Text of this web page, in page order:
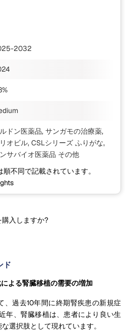
2032
ドン医薬品, サンガモの治療薬,
オビル, CSLシリーズ ふりがな,
サバイオ医薬品 その他
不同で記載されています。
入しますか?
ド
よる腎臓移植の需要の増加
、過去10年間に終期腎疾患の新規症
年、腎臓移植は、患者により良い生
選択肢として現れています。